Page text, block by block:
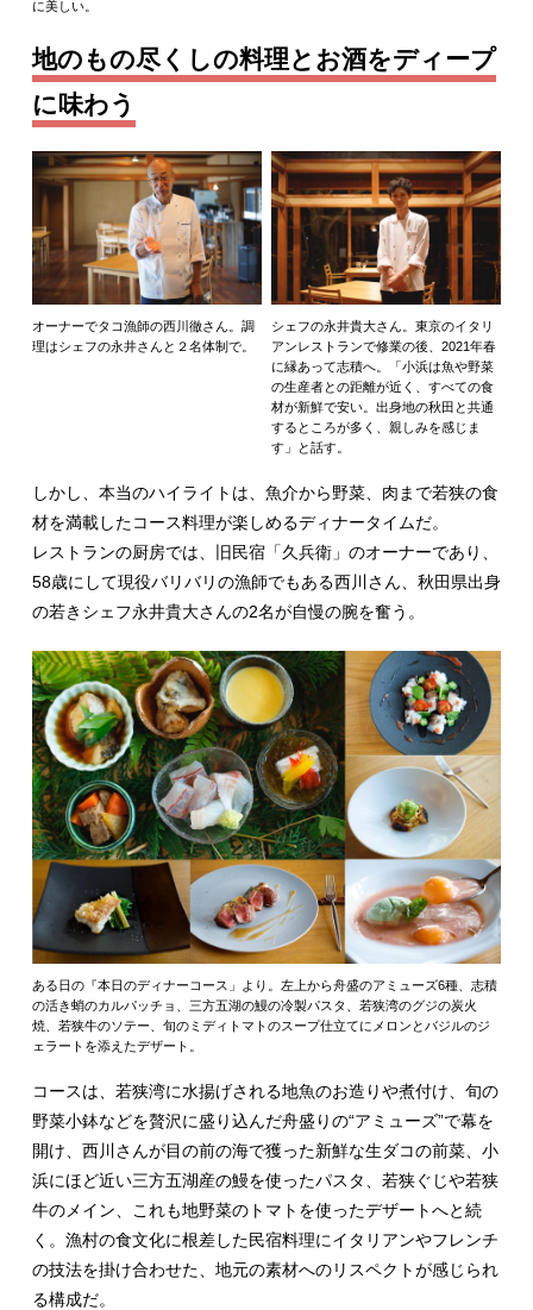
に美しい。
地のもの尽くしの料理とお酒をディープ
に味わう
オーナーでタコ漁師の西川徹さん。調
理はシェフの永井さんと２名体制で。
シェフの永井貴大さん。東京のイタリ
アンレストランで修業の後、2021年春
に縁あって志積へ。「小浜は魚や野菜
の生産者との距離が近く、すべての食
材が新鮮で安い。出身地の秋田と共通
するところが多く、親しみを感じま
す」と話す。
しかし、本当のハイライトは、魚介から野菜、肉まで若狭の食
材を満載したコース料理が楽しめるディナータイムだ。
レストランの厨房では、旧民宿「久兵衛」のオーナーであり、
58歳にして現役バリバリの漁師でもある西川さん、秋田県出身
の若きシェフ永井貴大さんの2名が自慢の腕を奮う。
ある日の『本日のディナーコース」より。左上から舟盛のアミューズ6種、志積
の活き蛸のカルパッチョ、三方五湖の鰻の冷製パスタ、若狭湾のグジの炭火
焼、若狭牛のソテー、旬のミディトマトのスープ仕立てにメロンとバジルのジ
ェラートを添えたデザート。
コースは、若狭湾に水揚げされる地魚のお造りや煮付け、旬の
野菜小鉢などを贅沢に盛り込んだ舟盛りの“アミューズ”で幕を
開け、西川さんが目の前の海で獲った新鮮な生ダコの前菜、小
浜にほど近い三方五湖産の鰻を使ったパスタ、若狭ぐじや若狭
牛のメイン、これも地野菜のトマトを使ったデザートへと続
く。漁村の食文化に根差した民宿料理にイタリアンやフレンチ
の技法を掛け合わせた、地元の素材へのリスペクトが感じられ
る構成だ。